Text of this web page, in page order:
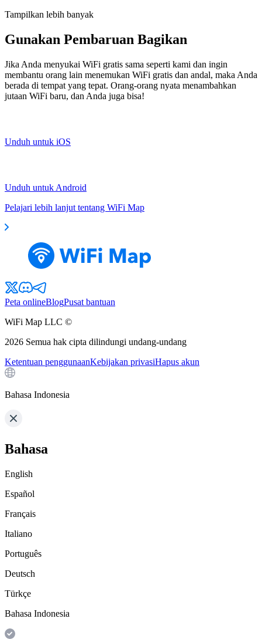
Tampilkan lebih banyak
Gunakan Pembaruan Bagikan
Jika Anda menyukai WiFi gratis sama seperti kami dan ingin
membantu orang lain menemukan WiFi gratis dan andal, maka Anda
berada di tempat yang tepat. Orang-orang nyata menambahkan
jutaan WiFi baru, dan Anda juga bisa!
Unduh untuk iOS
Unduh untuk Android
Pelajari lebih lanjut tentang WiFi Map
Peta onlineBlogPusat bantuan
WiFi Map LLC ©
2026 Semua hak cipta dilindungi undang-undang
Ketentuan penggunaanKebijakan privasiHapus akun
Bahasa Indonesia
Bahasa
English
Español
Français
Italiano
Português
Deutsch
Türkçe
Bahasa Indonesia